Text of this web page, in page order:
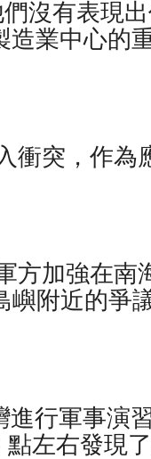
沒有表現
造業中心的
衝突，作為
方加強在南
嶼附近的爭
行軍事演
左右發現